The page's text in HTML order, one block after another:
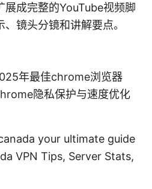
展成完整的YouTube视频脚
镜头分镜和讲解要点。
年最佳chrome浏览器
隐私保护与速度优化
your ultimate guide
VPN Tips, Server Stats,